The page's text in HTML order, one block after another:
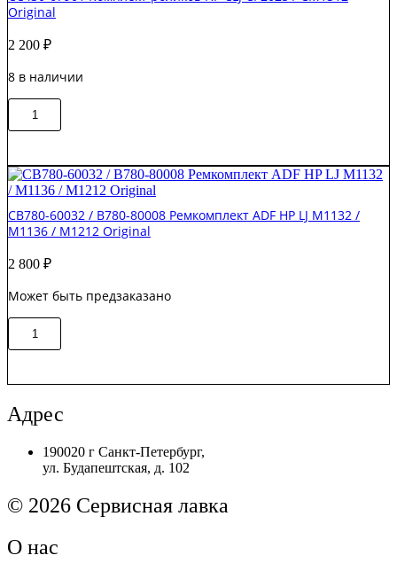
HP
M4555/CM4540
Original
2 200 ₽
8 в наличии
Количество
товара
Комплект
роликов
HP
CLJ
CP2025
CM1312
CB780-60032 / B780-80008 Ремкомплект ADF HP LJ M1132 /
M1136 / M1212 Original
2 800 ₽
Может быть предзаказано
Количество
товара
/
B780-
80008
ADF
M1132
/
/
Адрес
190020 г Санкт-Петербург,
ул. Будапештская, д. 102
© 2026 Сервисная лавка
О нас